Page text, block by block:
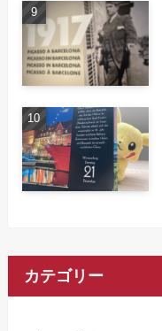
カテゴリー